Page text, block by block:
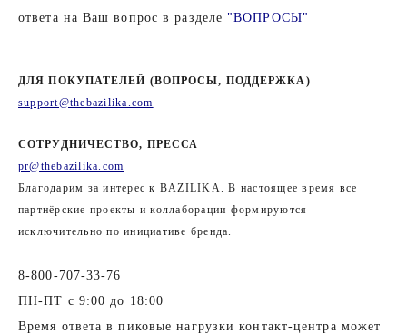
ответа на Ваш вопрос в разделе "ВОПРОСЫ"
ДЛЯ ПОКУПАТЕЛЕЙ (ВОПРОСЫ, ПОДДЕРЖКА)
support@thebazilika.com
СОТРУДНИЧЕСТВО, ПРЕССА
pr@thebazilika.com
Благодарим за интерес к BAZILIKA. В настоящее время все
партнёрские проекты и коллаборации формируются
исключительно по инициативе бренда.
8-800-707-33-76
ПН-ПТ с 9:00 до 18:00
Время ответа в пиковые нагрузки контакт-центра может